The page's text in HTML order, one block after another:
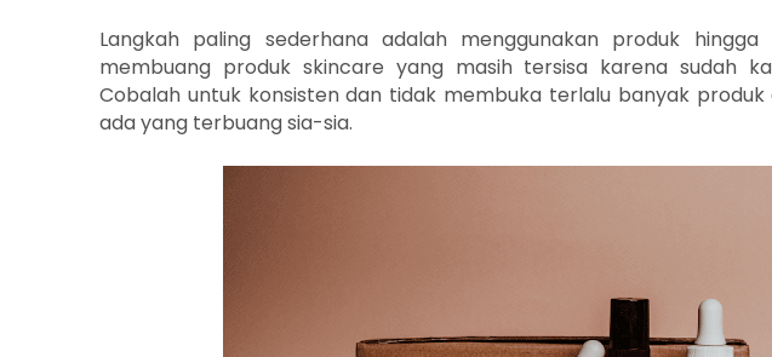
Langkah paling sederhana adalah menggunakan produk
membuang produk skincare yang masih tersisa karena sudah
Cobalah untuk konsisten dan tidak membuka terlalu banyak
ada yang terbuang sia-sia.